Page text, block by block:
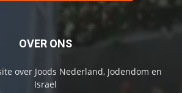
OVER ONS
over Joods Nederland, Jodendom en
Israel